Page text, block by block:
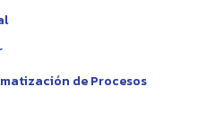
de Procesos